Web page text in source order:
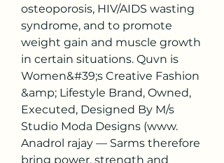
osteoporosis, HIV/AIDS wasting
syndrome, and to promote
weight gain and muscle growth
in certain situations. Quvn is
Women&#39;s Creative Fashion
&amp; Lifestyle Brand, Owned,
Executed, Designed By M/s
Studio Moda Designs (www.
Anadrol rajay — Sarms therefore
bring power, strength and